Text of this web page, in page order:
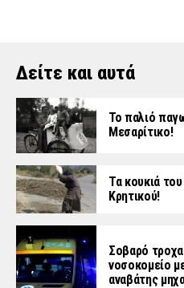
Δείτε και αυτά
Το παλιό
Μεσαρίτικο!
Τα κουκιά
Κρητικού!
Σοβαρό
νοσοκομείο
αναβάτης